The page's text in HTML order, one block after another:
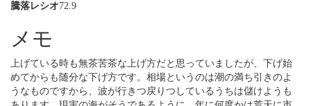
騰落レシオ72.9
メモ
上げている時も無茶苦茶な上げ方だと思っていましたが、下げ始
めてからも随分な下げ方です。相場というのは潮の満ち引きのよ
うなものですから、波が行きつ戻りつしているうちは儲けようも